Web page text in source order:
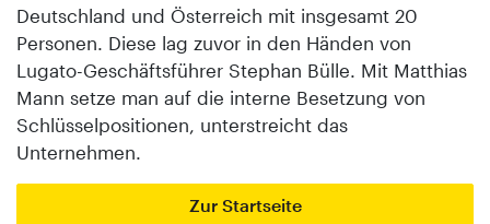
Deutschland und Österreich mit insgesamt 20
Personen. Diese lag zuvor in den Händen von
Lugato-Geschäftsführer Stephan Bülle. Mit Matthias
Mann setze man auf die interne Besetzung von
Schlüsselpositionen, unterstreicht das
Unternehmen.
Zur Startseite